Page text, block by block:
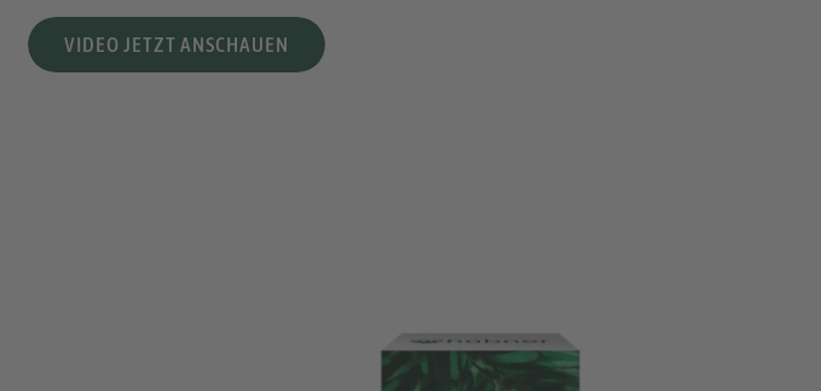
VIDEO JETZT ANSCHAUEN